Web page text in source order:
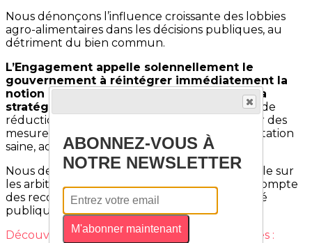
Nous dénonçons l’influence croissante des lobbies
agro-alimentaires dans les décisions publiques, au
détriment du bien commun.
L’Engagement appelle solennellement le
gouvernement à réintégrer immédiatement la
notion d’aliments ultra-transformés dans la
stratégie nationale
, à restaurer des objectifs de
réduction de leur consommation, et à adopter des
mesures fermes pour promouvoir une alimentation
saine, accessible et durable.
Nous demandons aussi une transparence totale sur
les arbitrages effectués et une vraie prise en compte
des recommandations scientifiques et de santé
publique.
Découvrez davantage d'articles sur ces thèmes :
ABONNEZ-VOUS À
NOTRE NEWSLETTER
M'abonner maintenant